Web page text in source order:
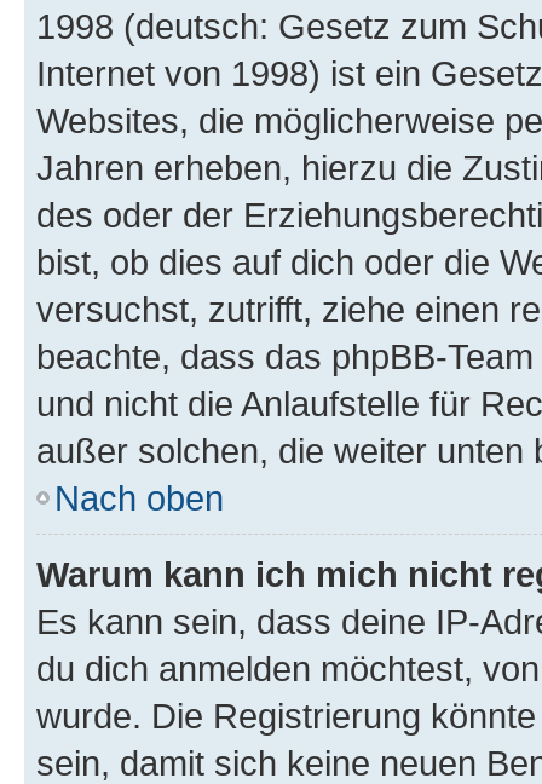
1998 (deutsch: Gesetz zum
Internet von 1998) ist ein
Websites, die möglicherweise
Jahren erheben, hierzu die
des oder der
bist, ob dies auf dich oder die
versuchst, zutrifft, ziehe einen
beachte, dass das phpBB-
und nicht die Anlaufstelle für
außer solchen, die weiter unten
Nach oben
Warum kann ich mich nicht
Es kann sein, dass deine IP-
du dich anmelden möchtest,
wurde. Die Registrierung
sein, damit sich keine neuen